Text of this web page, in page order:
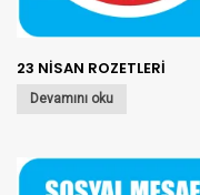
23 NİSAN ROZETLERİ
Devamını oku